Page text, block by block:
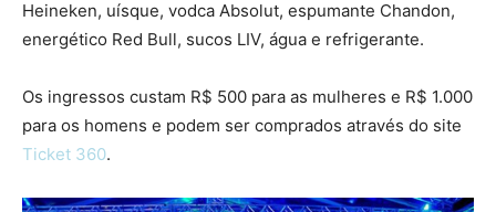
Heineken, uísque, vodca Absolut, espumante Chandon,
energético Red Bull, sucos LIV, água e refrigerante.
Os ingressos custam R$ 500 para as mulheres e R$ 1.000
para os homens e podem ser comprados através do site
Ticket 360.